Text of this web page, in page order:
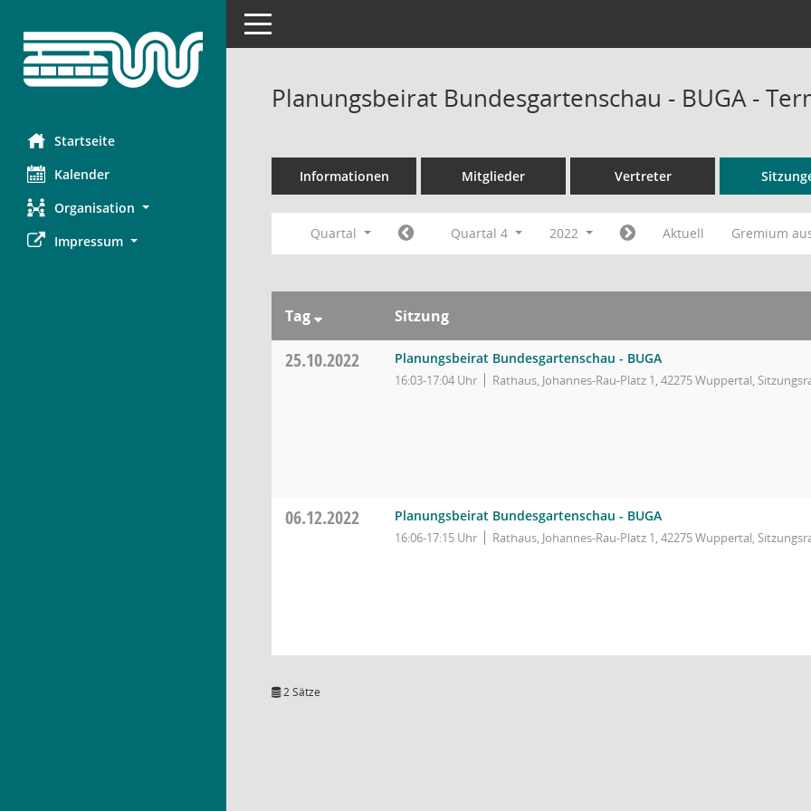
Startseite
Kalender
Organisation
Impressum
Toggle navigation
Planungsbeirat Bundesgartenschau - BUGA -
Informationen Mitglieder Vertreter
Quartal Quartal 4 2022 Aktuell Gremium
Tag Sitzung
25.10.2022 Planungsbeirat Bundesgartenschau - BUGA
16:03-17:04 Uhr Rathaus, Johannes-Rau-Platz 1, 42275 Wuppertal,
06.12.2022 Planungsbeirat Bundesgartenschau - BUGA
16:06-17:15 Uhr Rathaus, Johannes-Rau-Platz 1, 42275 Wuppertal,
2 Sätze